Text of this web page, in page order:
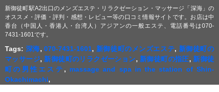
新御徒町駅A2出口のメンズエステ・リラクゼーション・マッサージ「深海」の
オススメ・評価・評判・感想・レビュー等の口コミ情報サイトです。お店は中
香台（中国人・香港人・台湾人）アジアンの一般エステ、電話番号は070-
7431-1601です。
Tags: 深海,070-7431-1601, 新御徒町のメンズエステ, 新御徒町の
マッサージ, 新御徒町のリラクゼーション, 新御徒町の指圧, 新御徒
町の男性エステ , massage and spa in the station of Shin-
Okachimachi,